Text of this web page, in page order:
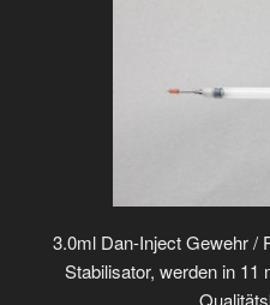
3.0ml Dan-Inject Gewehr /
Stabilisator, werden in 11